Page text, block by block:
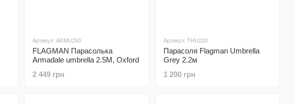
Артикул: ARMU250
FLAGMAN Парасолька
Armadale umbrella 2.5M, Oxford
BLUE+BLACK COLOR
2 449 грн
Артикул: THU220
Парасоля Flagman Umbrella
Grey 2.2м
1 200 грн